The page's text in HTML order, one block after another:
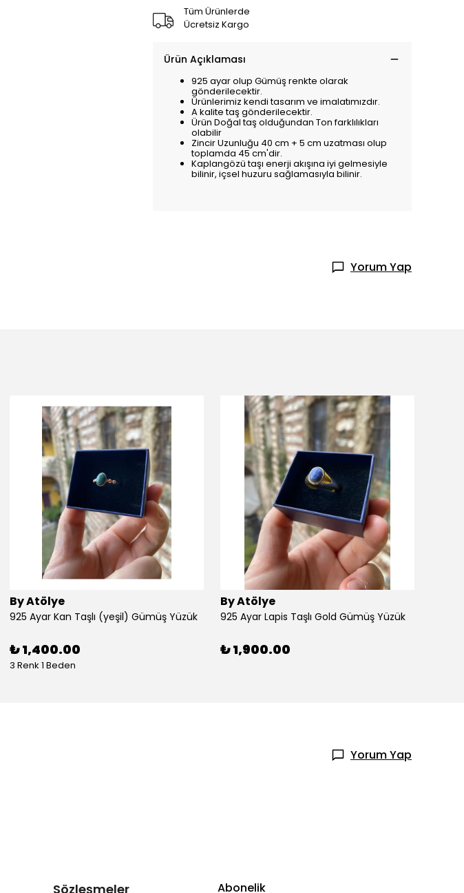
Tüm Ürünlerde
Ücretsiz Kargo
Ürün Açıklaması
925 ayar olup Gümüş renkte olarak
gönderilecektir.
Ürünlerimiz kendi tasarım ve imalatımızdır.
A kalite taş gönderilecektir.
Ürün Doğal taş olduğundan Ton farklılıkları
olabilir
Zincir Uzunluğu 40 cm + 5 cm uzatması olup
toplamda 45 cm'dir.
Kaplangözü taşı enerji akışına iyi gelmesiyle
bilinir, içsel huzuru sağlamasıyla bilinir.
Yorum Yap
By Atölye
925 Ayar Kan Taşlı (yeşil) Gümüş Yüzük
₺ 1,400.00
3 Renk 1 Beden
By Atölye
925 Ayar Lapis Taşlı Gold Gümüş Yüzük
₺ 1,900.00
Yorum Yap
Sözleşmeler Abonelik